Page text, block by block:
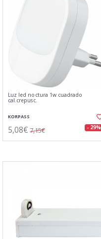
Luz led noctura 1w cuadrado
cal.crepusc.
KORPASS
5,08€ 7,15€ - 29%